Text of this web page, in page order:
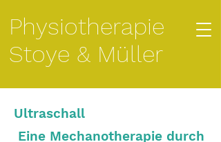
Physiotherapie
Stoye & Müller
Ultraschall
Eine Mechanotherapie durch